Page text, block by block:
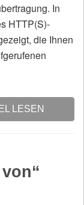
In
HTTP(S)-
die Ihnen
LESEN